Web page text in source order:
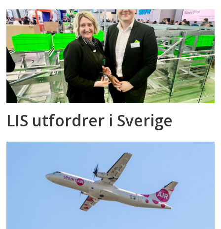
LIS utfordrer i Sverige